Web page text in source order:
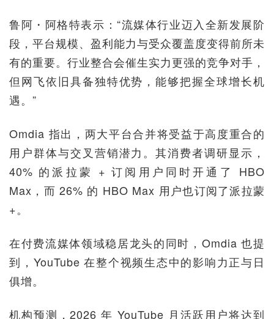
鲁阿・阿格特表示：“流媒体行业迈入全新发展阶
段，平台规模、盈利能力与受众覆盖度变得前所未
有的重要。行业整合会催生实力更强的竞争对手，
但网飞依旧具备独特优势，能够把握全球增长机
遇。”
Omdia 指出，两大平台合并将受益于高度重合的
用户群体与交叉营销潜力。其消费者调研显示，
40% 的派拉蒙 + 订阅用户同时开通了 HBO
Max，而 26% 的 HBO Max 用户也订阅了派拉蒙
+。
在付费流媒体领域稳居龙头的同时，Omdia 也提
到，YouTube 在整个视频生态中的影响力正与日
俱增。
机构预测，2026 年 YouTube 月活跃用户将达到